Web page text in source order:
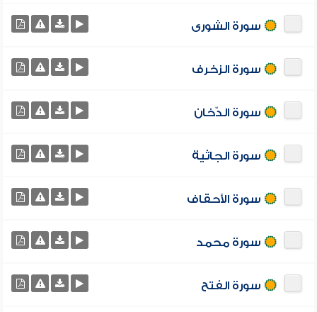
سورة الشورى
سورة الزخرف
سورة الدّخان
سورة الجاثية
سورة الأحقاف
سورة محمد
سورة الفتح